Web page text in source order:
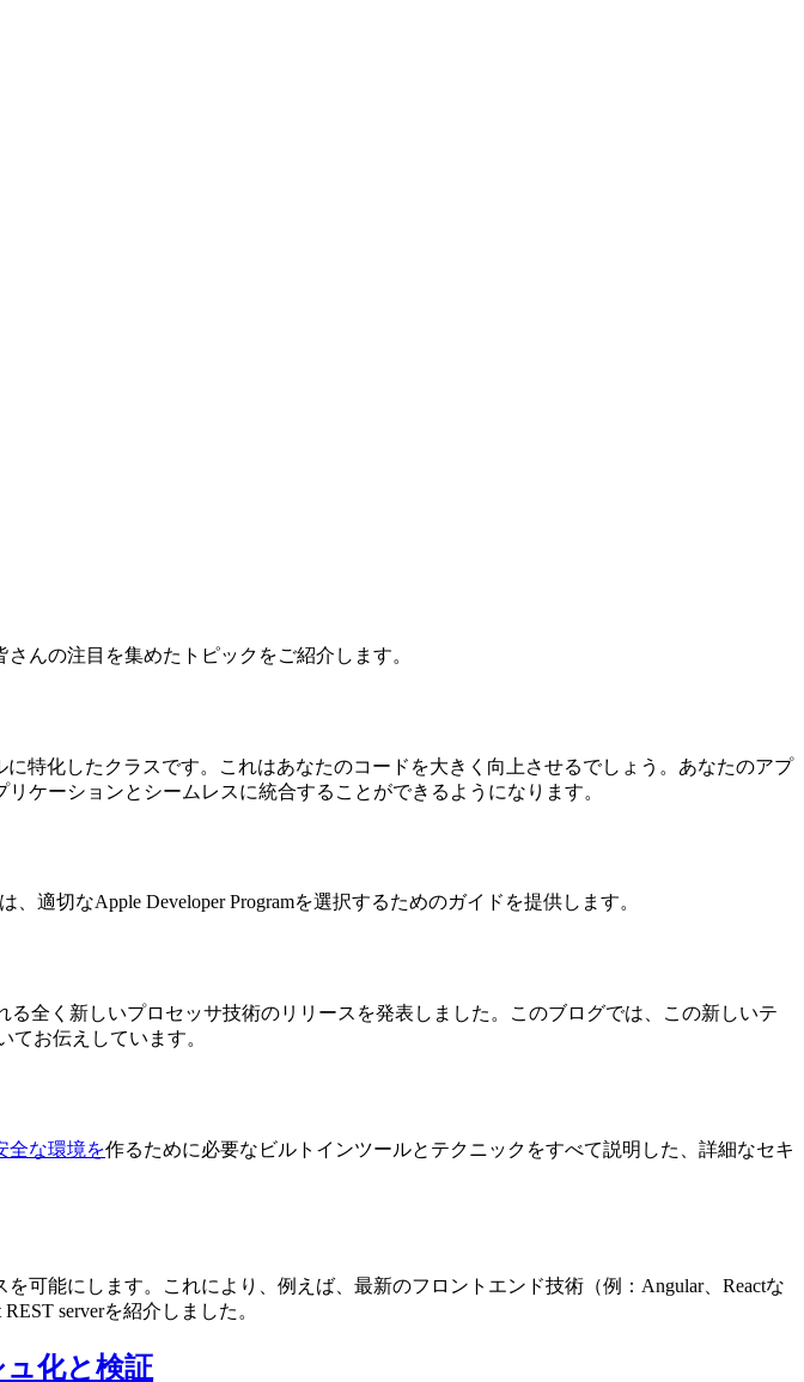
さんの注目を集めたトピックをご紹介します。
特化したクラスです。これはあなたのコードを大きく向上させるでしょう。あなたのアプ
ケーションとシームレスに統合することができるようになります。
適切なApple Developer Programを選択するためのガイドを提供します。
る全く新しいプロセッサ技術のリリースを発表しました。このブログでは、この新しいテ
てお伝えしています。
全な環境を作るために必要なビルトインツールとテクニックをすべて説明した、詳細なセキ
可能にします。これにより、例えば、最新のフロントエンド技術（例：Angular、Reactな
serverを紹介しました。
化と検証